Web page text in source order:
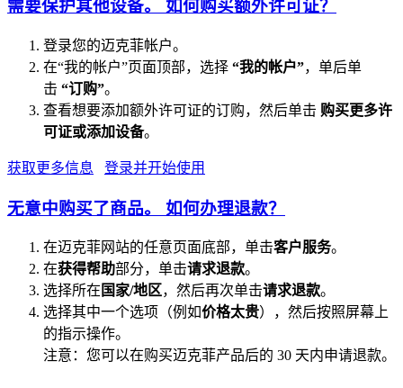
需要保护其他设备。 如何购买额外许可证？
登录您的迈克菲帐户。
在“我的帐户”页面顶部，选择 “我的帐户”，单后单
击 “订购”。
查看想要添加额外许可证的订购，然后单击 购买更多许
可证或添加设备。
获取更多信息 登录并开始使用
无意中购买了商品。 如何办理退款？
在迈克菲网站的任意页面底部，单击客户服务。
在获得帮助部分，单击请求退款。
选择所在 国家/地区，然后再次单击请求退款。
选择其中一个选项（例如价格太贵），然后按照屏幕上
的指示操作。
注意：您可以在购买迈克菲产品后的 30 天内申请退款。